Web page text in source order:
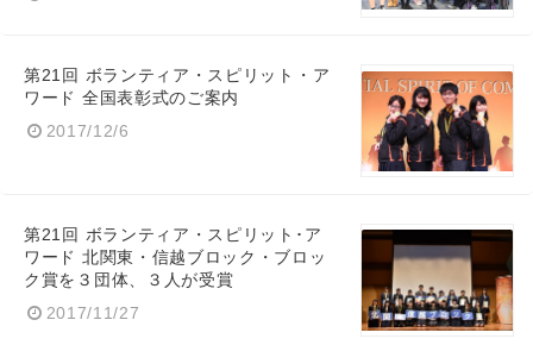
第21回 ボランティア・スピリット・ア
ワード 全国表彰式のご案内
2017/12/6
第21回 ボランティア・スピリット･ア
ワード 北関東・信越ブロック・ブロッ
ク賞を３団体、３人が受賞
2017/11/27